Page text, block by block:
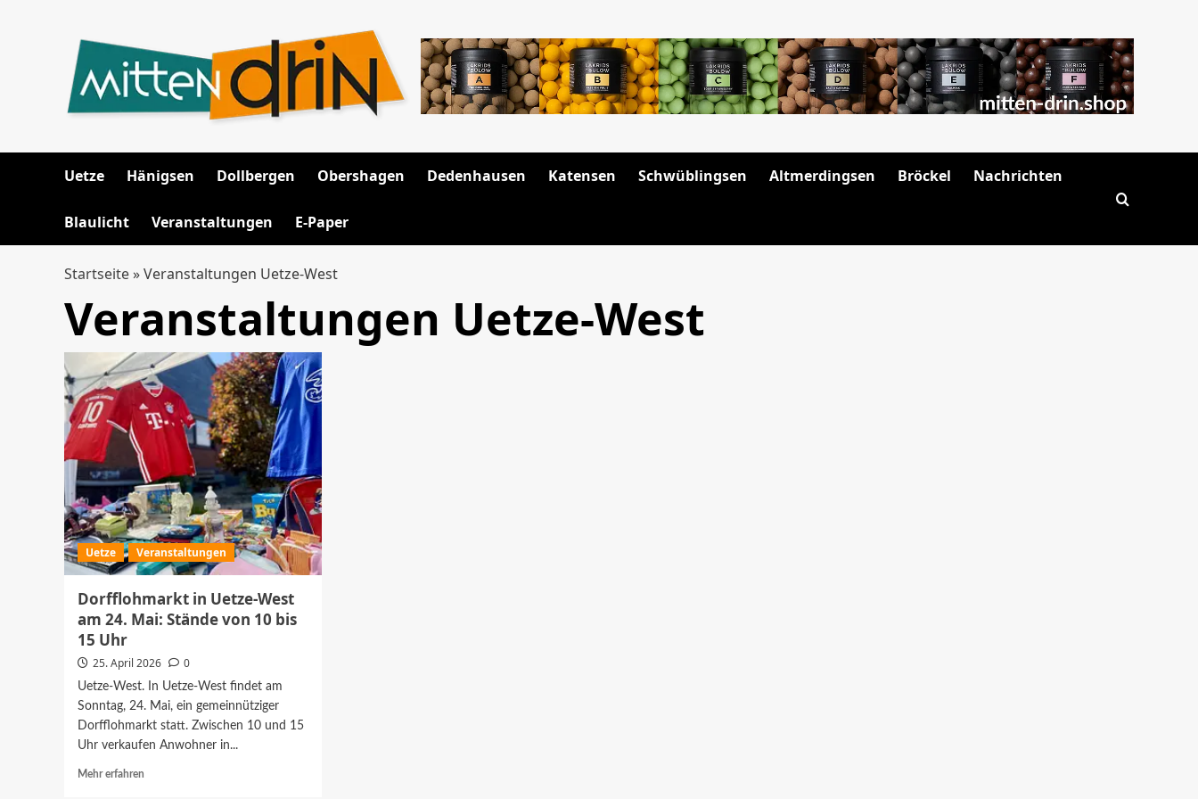
Uetze Hänigsen Dollbergen Obershagen Dedenhausen Katensen Schwüblingsen Altmerdingsen Bröckel Nachrichten
Blaulicht Veranstaltungen E-Paper
Startseite»Veranstaltungen Uetze-West
Veranstaltungen Uetze-West
Uetze Veranstaltungen
Dorfflohmarkt in Uetze-West
am 24. Mai: Stände von 10 bis
15 Uhr
25. April 2026 0
Uetze-West. In Uetze-West findet am
Sonntag, 24. Mai, ein gemeinnütziger
Dorfflohmarkt statt. Zwischen 10 und 15
Uhr verkaufen Anwohner in...
Mehr erfahren